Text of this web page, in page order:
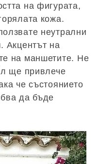
на фигурата,
кожа.
неутрални
Акцентът на
на маншетите. Не
ще привлече
че състоянието
да бъде